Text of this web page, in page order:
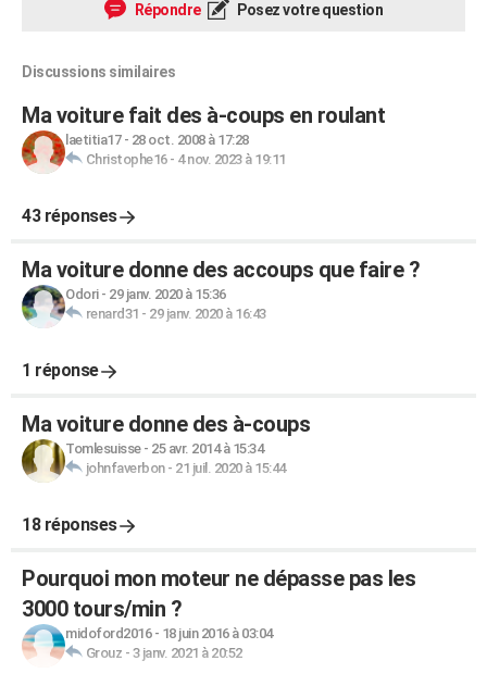
Répondre Posez votre question
Discussions similaires
Ma voiture fait des à-coups en roulant
laetitia17- 28 oct. 2008 à 17:28
Christophe16- 4 nov. 2023 à 19:11
43 réponses
Ma voiture donne des accoups que faire ?
Odori- 29 janv. 2020 à 15:36
renard31 - 29 janv. 2020 à 16:43
1 réponse
Ma voiture donne des à-coups
Tomlesuisse- 25 avr. 2014 à 15:34
johnfaverbon- 21 juil. 2020 à 15:44
18 réponses
Pourquoi mon moteur ne dépasse pas les
3000 tours/min ?
midoford2016- 18 juin 2016 à 03:04
Grouz - 3 janv. 2021 à 20:52